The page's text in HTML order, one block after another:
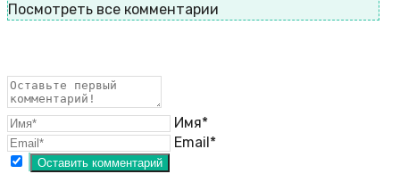
Посмотреть все комментарии
Имя*
Email*